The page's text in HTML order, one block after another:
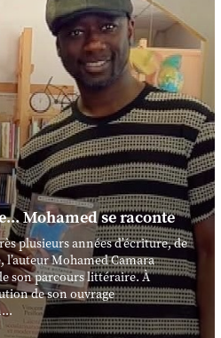
Mohamed se raconte
plusieurs années d’écriture, de
Mohamed Camara
son parcours littéraire. À
de son ouvrage